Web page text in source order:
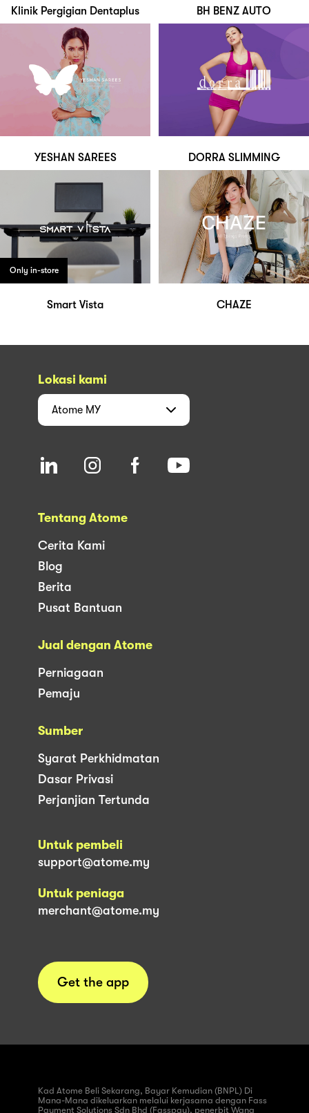
Klinik Pergigian Dentaplus BH BENZ AUTO
YESHAN SAREES DORRA SLIMMING
Only in-store
Smart Vista CHAZE
Lokasi kami
Atome MY
Tentang Atome
Cerita Kami
Blog
Berita
Pusat Bantuan
Jual dengan Atome
Perniagaan
Pemaju
Sumber
Syarat Perkhidmatan
Dasar Privasi
Perjanjian Tertunda
Untuk pembeli
support@atome.my
Untuk peniaga
merchant@atome.my
Get the app
Kad Atome Beli Sekarang, Bayar Kemudian (BNPL) Di
Mana-Mana dikeluarkan melalui kerjasama dengan Fass
Payment Solutions Sdn Bhd (Fasspay), penerbit Wang